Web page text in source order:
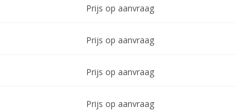
Prijs op aanvraag
Prijs op aanvraag
Prijs op aanvraag
Prijs op aanvraag